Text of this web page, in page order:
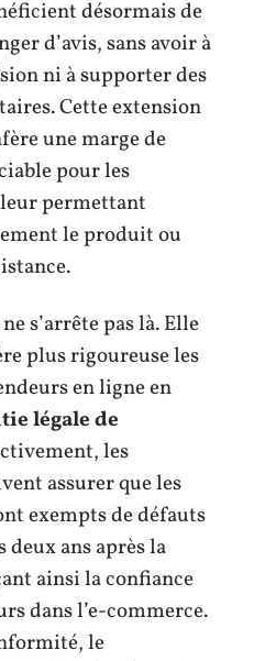
désormais de
d’avis, sans avoir à
ni à supporter des
Cette extension
une marge de
pour les
permettant
le produit ou
s’arrête pas là. Elle
plus rigoureuse les
en ligne en
légale de
les
assurer que les
exempts de défauts
ans après la
ainsi la confiance
dans l’e-commerce.
le